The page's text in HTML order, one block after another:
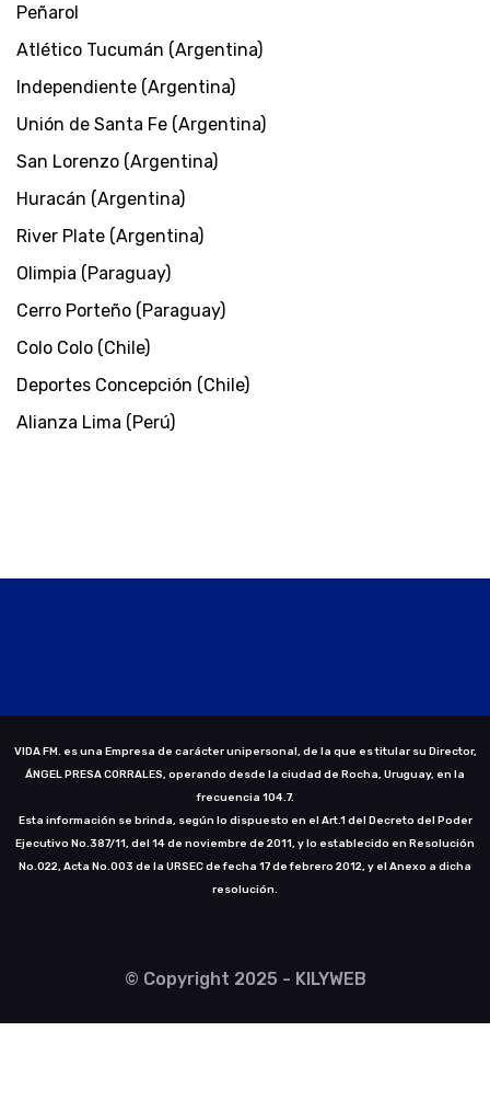
Peñarol
Atlético Tucumán (Argentina)
Independiente (Argentina)
Unión de Santa Fe (Argentina)
San Lorenzo (Argentina)
Huracán (Argentina)
River Plate (Argentina)
Olimpia (Paraguay)
Cerro Porteño (Paraguay)
Colo Colo (Chile)
Deportes Concepción (Chile)
Alianza Lima (Perú)
VIDA FM. es una Empresa de carácter unipersonal, de la que es titular su Director,
ÁNGEL PRESA CORRALES, operando desde la ciudad de Rocha, Uruguay, en la
frecuencia 104.7.
Esta información se brinda, según lo dispuesto en el Art.1 del Decreto del Poder
Ejecutivo No.387/11, del 14 de noviembre de 2011, y lo establecido en Resolución
No.022, Acta No.003 de la URSEC de fecha 17 de febrero 2012, y el Anexo a dicha
resolución.
© Copyright 2025 - KILYWEB